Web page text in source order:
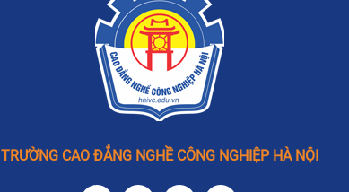
TRƯỜNG CAO ĐẲNG NGHỀ CÔNG NGHIỆP HÀ NỘI